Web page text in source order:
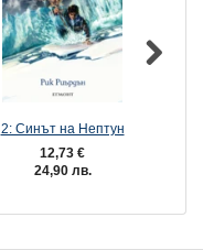
2: Синът на Нептун
12,73 €
24,90 лв.